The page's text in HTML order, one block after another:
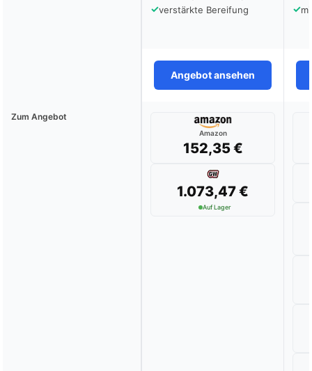
✓verstärkte Bereifung ✓
Angebot ansehen
Zum Angebot
Amazon
152,35 €
1.073,47 €
Auf Lager